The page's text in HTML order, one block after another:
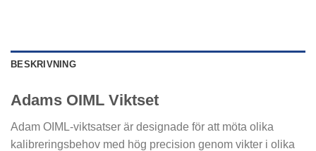
BESKRIVNING
Adams OIML Viktset
Adam OIML-viktsatser är designade för att möta olika
kalibreringsbehov med hög precision genom vikter i olika